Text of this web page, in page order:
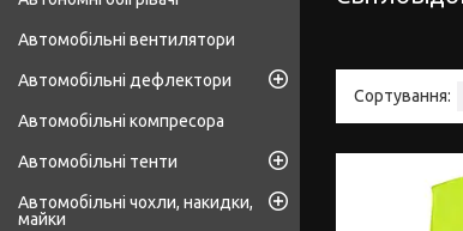
Автомобільні вентилятори
Автомобільні дефлектори
Автомобільні компресора
Автомобільні тенти
Автомобільні чохли, накидки,
майки